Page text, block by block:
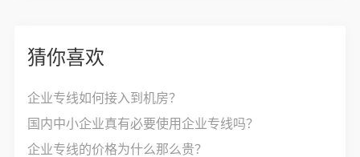
猜你喜欢
企业专线如何接入到机房？
国内中小企业真有必要使用企业专线吗？
企业专线的价格为什么那么贵？